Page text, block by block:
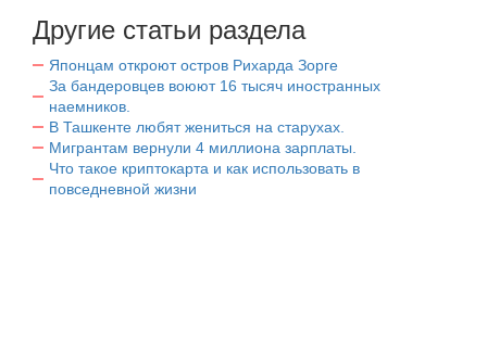
Другие статьи раздела
Японцам откроют остров Рихарда Зорге
За бандеровцев воюют 16 тысяч иностранных
наемников.
В Ташкенте любят жениться на старухах.
Мигрантам вернули 4 миллиона зарплаты.
Что такое криптокарта и как использовать в
повседневной жизни